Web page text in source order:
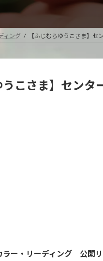
ィング 【ふじむらゆうこさま】セ
うこさま】セン
ラー・リーディング 公開